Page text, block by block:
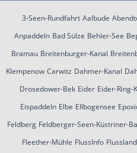
3-Seen-Rundfahrt Aalbude
Anpaddeln Bad Sülze Behler-See
Bramau Breitenburger-Kanal
Klempenow Carwitz Dahmer-Kanal
Drosedower-Bek Eider Eider-Ring-
Eispaddeln Elbe Ellbogensee
Feldberg Feldberger-Seen-Küstriner-
Fleether-Mühle FlussInfo